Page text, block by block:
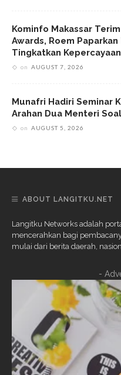
Kominfo Makassar
Awards, Roem
Tingkatkan
on AUGUST 7, 2026
Munafri Hadiri Seminar
Arahan Dua Menteri
on AUGUST 5, 2026
ABOUT LANGITKU.NET
Langitku Networks adalah
mencerahkan bagi
mulai dari berita daerah,
-